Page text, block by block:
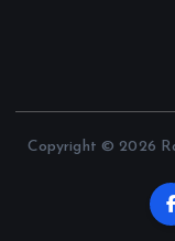
Copyright © 2026